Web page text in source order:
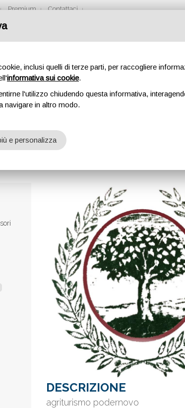
Premium Contattaci
DESCRIZIONE
agriturismo podernovo
inclusi quelli di terze parti, per raccogliere
informativa sui cookie.
l'utilizzo chiudendo questa informativa,
navigare in altro modo.
e personalizza